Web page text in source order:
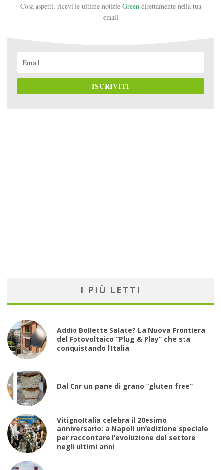
Cosa aspetti, ricevi le ultime notizie Greendirettamente nella tua
email
ISCRIVITI
I PIÙ LETTI
Addio Bollette Salate? La Nuova Frontiera
del Fotovoltaico “Plug & Play” che sta
conquistando l’Italia
Dal Cnr un pane di grano “gluten free”
VitignoItalia celebra il 20esimo
anniversario: a Napoli un’edizione speciale
per raccontare l’evoluzione del settore
negli ultimi anni